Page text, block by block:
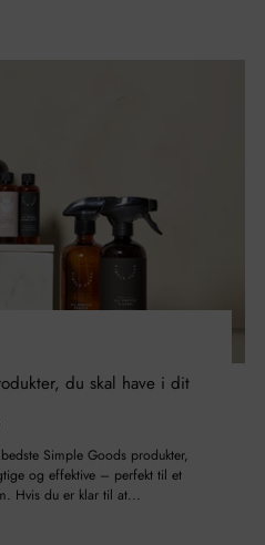
du skal have i dit
Simple Goods produkter,
og effektive – perfekt til et
Hvis du er klar til at...